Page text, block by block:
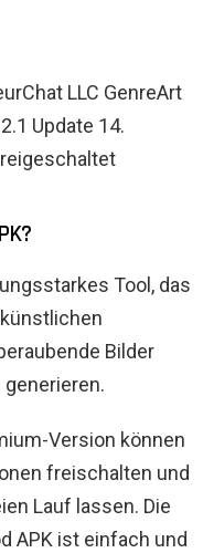
LLC GenreArt
Update 14.
Tool, das
Bilder
Version können
freischalten und
Lauf lassen. Die
APK ist einfach und